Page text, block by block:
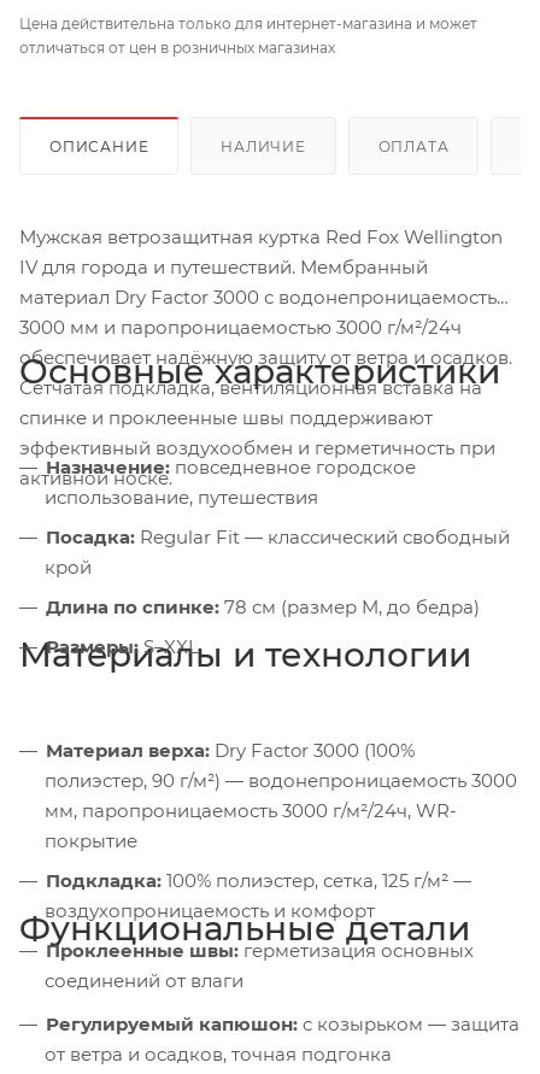
Цена действительна только для интернет-магазина и может
отличаться от цен в розничных магазинах
ОПИСАНИЕ НАЛИЧИЕ ОПЛАТА
Мужская ветрозащитная куртка Red Fox Wellington
IV для города и путешествий. Мембранный
материал Dry Factor 3000 с водонепроницаемостью
3000 мм и паропроницаемостью 3000 г/м²/24ч
обеспечивает надёжную защиту от ветра и осадков.
Сетчатая подкладка, вентиляционная вставка на
спинке и проклеенные швы поддерживают
эффективный воздухообмен и герметичность при
активной носке.
Основные характеристики
Назначение: повседневное городское
использование, путешествия
Посадка: Regular Fit — классический свободный
крой
Длина по спинке: 78 см (размер M, до бедра)
Размеры: S–XXL
Материалы и технологии
Материал верха: Dry Factor 3000 (100%
полиэстер, 90 г/м²) — водонепроницаемость 3000
мм, паропроницаемость 3000 г/м²/24ч, WR-
покрытие
Подкладка: 100% полиэстер, сетка, 125 г/м² —
воздухопроницаемость и комфорт
Проклеенные швы: герметизация основных
соединений от влаги
Функциональные детали
Регулируемый капюшон: с козырьком — защита
от ветра и осадков, точная подгонка